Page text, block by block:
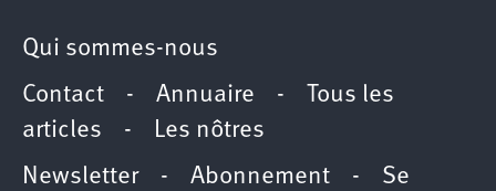
Qui sommes-nous
Contact - Annuaire -
Tous les
articles - Les nôtres
Newsletter- Abonnement - Se